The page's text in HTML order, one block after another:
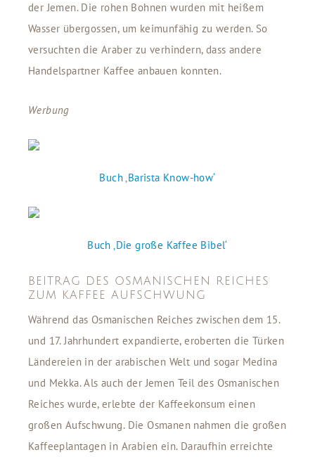
der Jemen. Die rohen Bohnen wurden mit heißem
Wasser übergossen, um keimunfähig zu werden. So
versuchten die Araber zu verhindern, dass andere
Handelspartner Kaffee anbauen konnten.
Werbung
Buch ‚Barista Know-how‘
Buch ‚Die große Kaffee Bibel‘
BEITRAG DES OSMANISCHEN REICHES
ZUM KAFFEE AUFSCHWUNG
Während das Osmanischen Reiches zwischen dem 15.
und 17. Jahrhundert expandierte, eroberten die Türken
Ländereien in der arabischen Welt und sogar Medina
und Mekka. Als auch der Jemen Teil des Osmanischen
Reiches wurde, erlebte der Kaffeekonsum einen
großen Aufschwung. Die Osmanen nahmen die großen
Kaffeeplantagen in Arabien ein. Daraufhin erreichte